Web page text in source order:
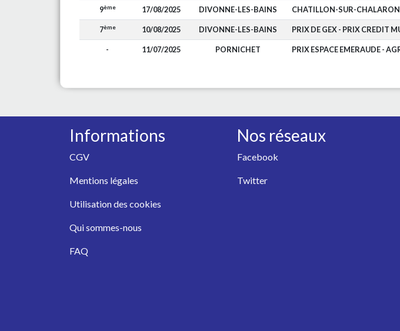
9ème 17/08/2025 DIVONNE-LES-BAINS CHATILLON-SUR-
7ème 10/08/2025 DIVONNE-LES-BAINS PRIX DE GEX - PRIX CREDIT
- 11/07/2025 PORNICHET PRIX ESPACE EMERAUDE -
Informations
CGV
Mentions légales
Utilisation des cookies
Qui sommes-nous
FAQ
Nos réseaux
Facebook
Twitter